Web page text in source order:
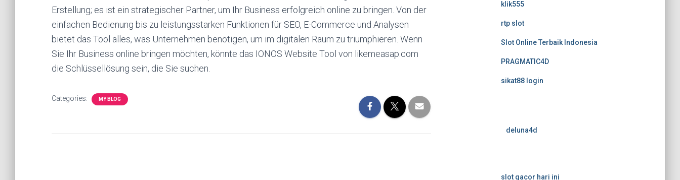
Erstellung; es ist ein strategischer Partner, um Ihr Business erfolgreich online zu bringen. Von der
einfachen Bedienung bis zu leistungsstarken Funktionen für SEO, E-Commerce und Analysen
bietet das Tool alles, was Unternehmen benötigen, um im digitalen Raum zu triumphieren. Wenn
Sie Ihr Business online bringen möchten, könnte das IONOS Website Tool von likemeasap.com
die Schlüssellösung sein, die Sie suchen.
Categories: MY BLOG
klik555
rtp slot
Slot Online Terbaik Indonesia
PRAGMATIC4D
sikat88 login
deluna4d
slot gacor hari ini